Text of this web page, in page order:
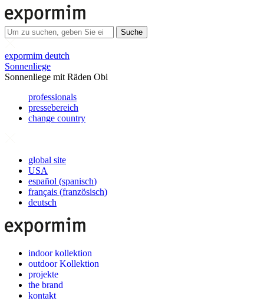
Suche
expormim deutch
Sonnenliege
Sonnenliege mit Räden Obi
professionals
pressebereich
change country
global site
USA
español (spanisch)
français (französisch)
deutsch
indoor kollektion
outdoor Kollektion
projekte
the brand
kontakt